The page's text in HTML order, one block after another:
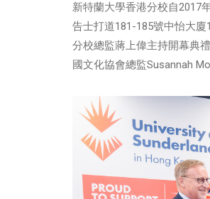
新特蘭大學香港分校自2017
告士打道181-185號中怡大廈
分校總監蔣上偉主持開幕典
國文化協會總監Susannah